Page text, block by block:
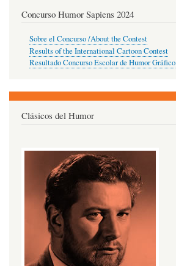
Concurso Humor Sapiens 2024
Sobre el Concurso /About the Contest
Results of the International Cartoon Contest
Resultado Concurso Escolar de Humor Gráfico
Clásicos del Humor